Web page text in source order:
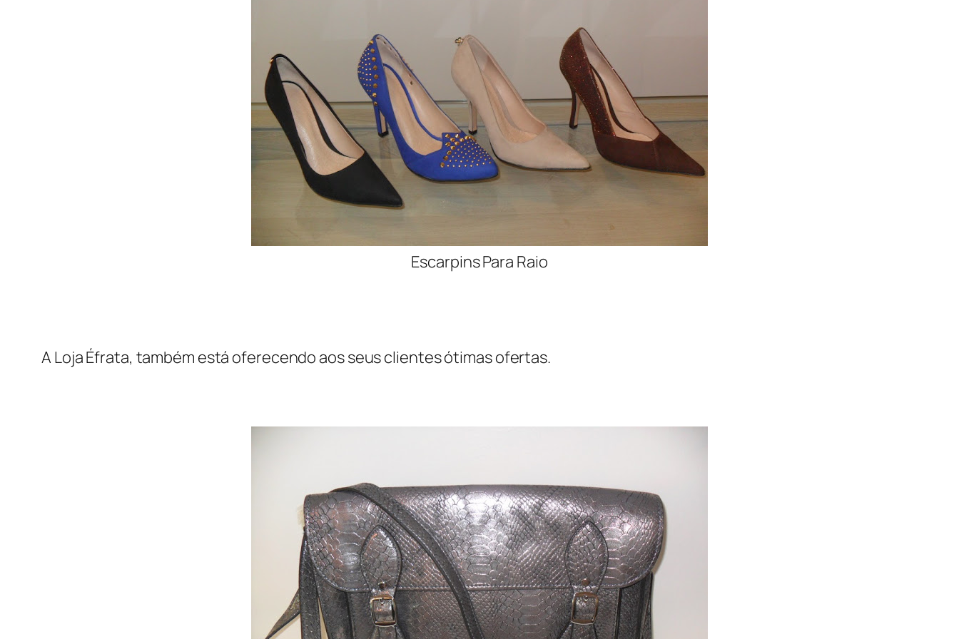
Escarpins Para Raio
A Loja Éfrata, também está oferecendo aos seus clientes ótimas ofertas.